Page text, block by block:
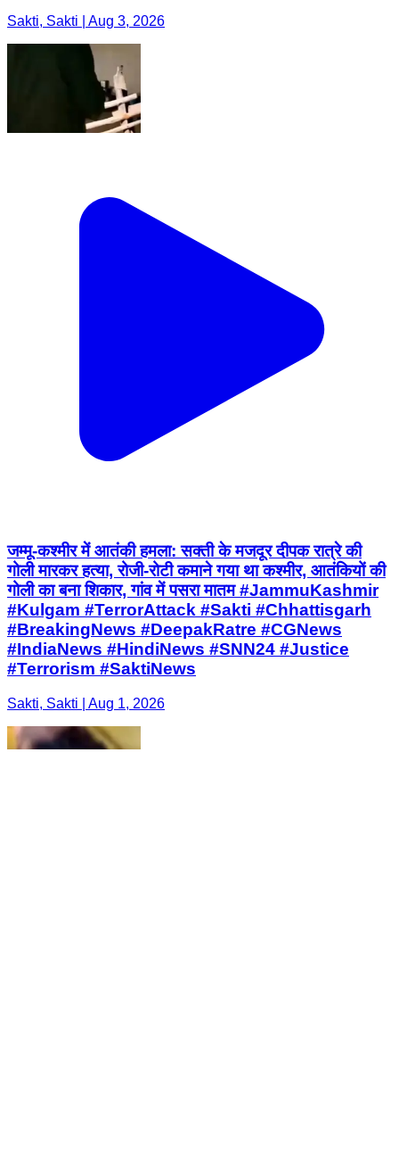
Sakti, Sakti | Aug 3, 2026
जम्मू-कश्मीर में आतंकी हमला: सक्ती के मजदूर दीपक रात्रे की
गोली मारकर हत्या, रोजी-रोटी कमाने गया था कश्मीर, आतंकियों की
गोली का बना शिकार, गांव में पसरा मातम #JammuKashmir
#Kulgam #TerrorAttack #Sakti #Chhattisgarh
#BreakingNews #DeepakRatre #CGNews
#IndiaNews #HindiNews #SNN24 #Justice
#Terrorism #SaktiNews
Sakti, Sakti | Aug 1, 2026